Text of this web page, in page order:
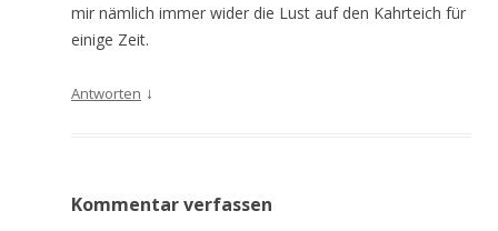
mir nämlich immer wider die Lust auf den Kahrteich für
einige Zeit.
Antworten ↓
Kommentar verfassen